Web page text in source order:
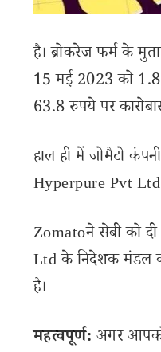
है। ब्रोकरेज फर्म के
15 मई 2023 को
63.8 रुपये पर
हाल ही में जोमैटो
Hyperpure Pvt Ltd
Zomatoने सेबी को
Ltd के निदेशक मंडल
है।
महत्वपूर्ण: अगर